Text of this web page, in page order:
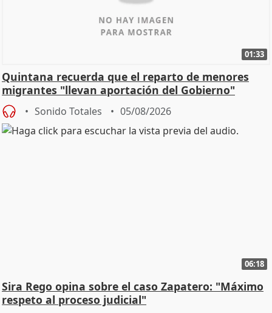
01:33
Quintana recuerda que el reparto de menores
migrantes "llevan aportación del Gobierno"
central
Sonido Totales 05/08/2026
06:18
Sira Rego opina sobre el caso Zapatero: "Máximo
respeto al proceso judicial"